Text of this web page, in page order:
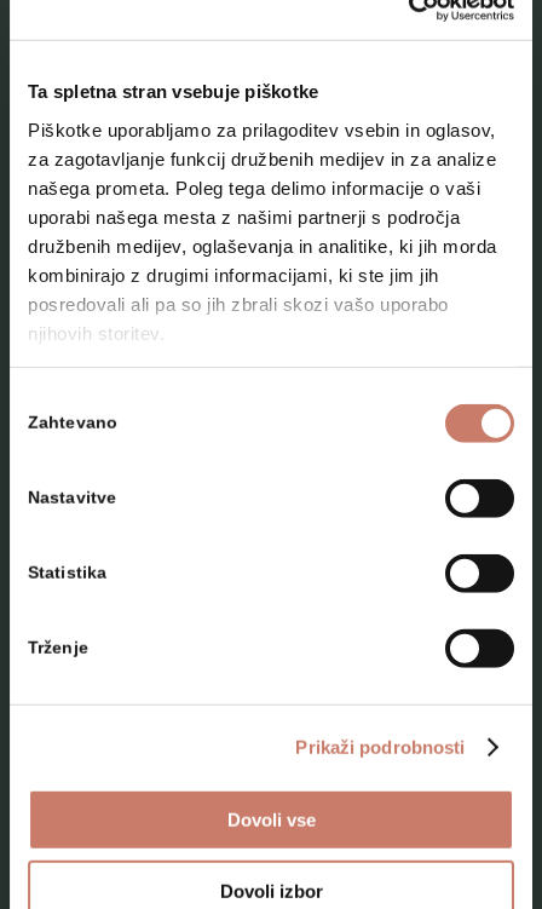
Ta spletna stran vsebuje piškotke
Piškotke uporabljamo za prilagoditev vsebin in oglasov,
za zagotavljanje funkcij družbenih medijev in za analize
našega prometa. Poleg tega delimo informacije o vaši
uporabi našega mesta z našimi partnerji s področja
družbenih medijev, oglaševanja in analitike, ki jih morda
kombinirajo z drugimi informacijami, ki ste jim jih
posredovali ali pa so jih zbrali skozi vašo uporabo
njihovih storitev.
soglasja
Zahtevano
Nastavitve
Statistika
Trženje
Prikaži podrobnosti
Dovoli vse
Dovoli izbor
O muzeju
Naše zbirke
Aktualno
Kontakt
Kam na izlet
Programi za skupine odraslih